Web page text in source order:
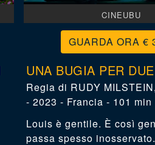
CINEUBU
€
UNA BUGIA PER DUE
RUDY MILSTEIN,
- 2023 - Francia - 101 min
Louis è gentile. È così
passa spesso